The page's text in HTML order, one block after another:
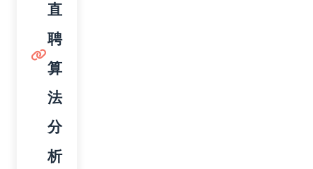
直
聘
算
法
分
析